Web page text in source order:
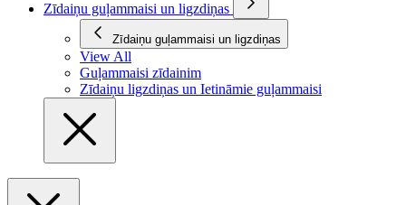
Zīdaiņu guļammaisi un ligzdiņas
Zīdaiņu guļammaisi un ligzdiņas
View All
Guļammaisi zīdainim
Zīdaiņu ligzdiņas un Ietināmie guļammaisi